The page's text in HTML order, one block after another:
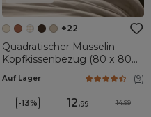
+22
Quadratischer Musselin-
Kopfkissenbezug (80 x 80
Auf Lager (9)
-13% 12.99 14.99